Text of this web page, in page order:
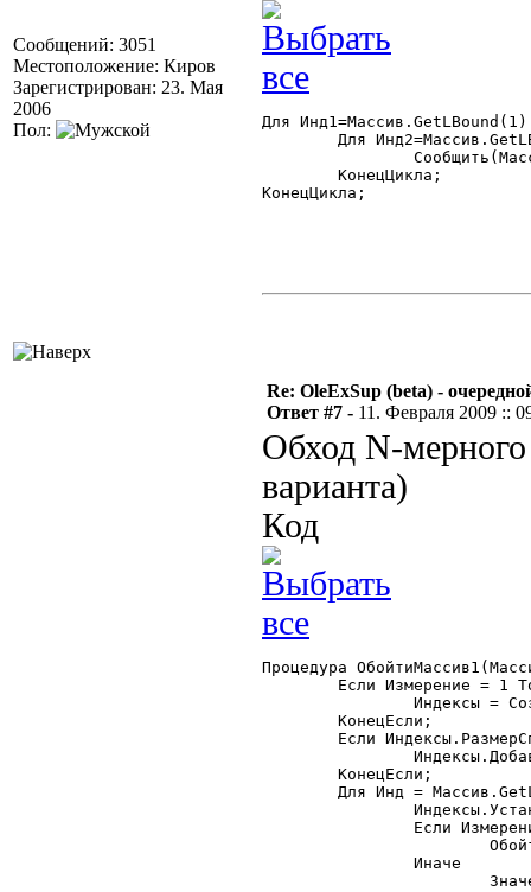
Сообщений: 3051
Местоположение: Киров
Зарегистрирован: 23. Мая
2006
Пол:
Для
КонецЦикла;
Re: OleExSup (beta) -
Ответ #7 - 11. Февраля 2009 ::
Обход N-
варианта)
Код
Процедура